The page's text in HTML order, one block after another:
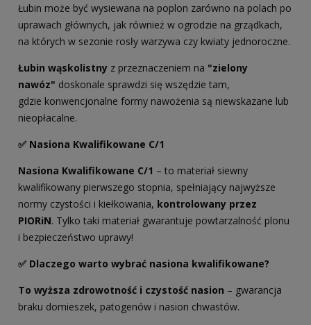
Łubin może być wysiewana na poplon zarówno na polach po
uprawach głównych, jak również w ogrodzie na grządkach,
na których w sezonie rosły warzywa czy kwiaty jednoroczne.
Łubin wąskolistny z przeznaczeniem na "zielony
nawóz" doskonale sprawdzi się wszędzie tam,
gdzie konwencjonalne formy nawożenia są niewskazane lub
nieopłacalne.
✅ Nasiona Kwalifikowane C/1
Nasiona Kwalifikowane C/1 – to materiał siewny
kwalifikowany pierwszego stopnia, spełniający najwyższe
normy czystości i kiełkowania, kontrolowany przez
PIORiN. Tylko taki materiał gwarantuje powtarzalność plonu
i bezpieczeństwo uprawy!
✅ Dlaczego warto wybrać nasiona kwalifikowane?
To wyższa zdrowotność i czystość nasion – gwarancja
braku domieszek, patogenów i nasion chwastów.